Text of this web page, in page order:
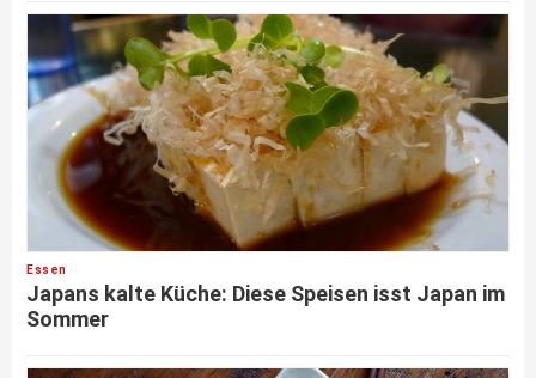
Essen
Japans kalte Küche: Diese Speisen isst Japan im
Sommer